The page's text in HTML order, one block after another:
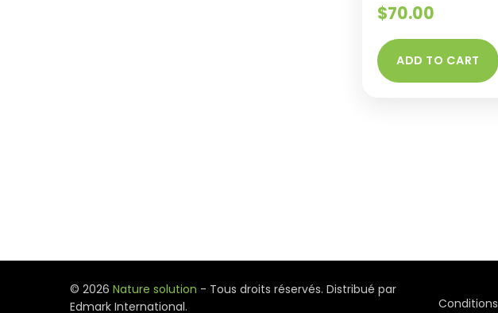
$70.00
ADD TO CART
© 2026 Nature solution - Tous droits réservés. Distribué par
Edmark International.
Conditions